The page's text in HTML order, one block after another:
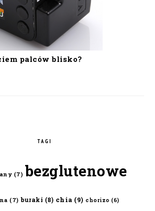
palców blisko?
TAGI
(7) bezglutenowe
(7) buraki (8) chia (9) chorizo (6)